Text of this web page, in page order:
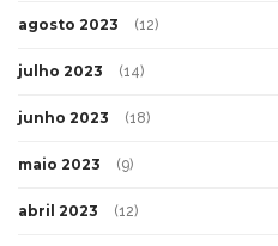
agosto 2023 (12)
julho 2023 (14)
junho 2023 (18)
maio 2023 (9)
abril 2023 (12)